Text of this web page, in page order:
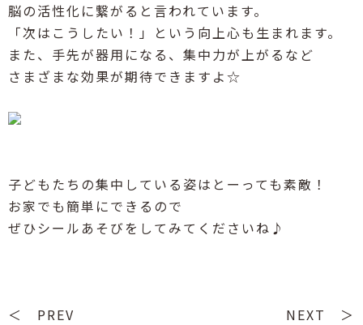
脳の活性化に繋がると言われています。
「次はこうしたい！」という向上心も生まれます。
また、手先が器用になる、集中力が上がるなど
さまざまな効果が期待できますよ☆
子どもたちの集中している姿はとーっても素敵！
お家でも簡単にできるので
ぜひシールあそびをしてみてくださいね♪
＜ PREV NEXT ＞